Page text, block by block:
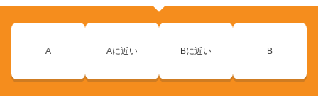
A Aに近い Bに近い B